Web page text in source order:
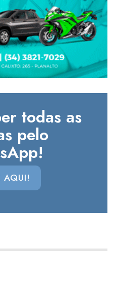
todas as
pelo
AQUI!